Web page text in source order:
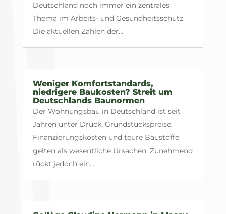
Deutschland noch immer ein zentrales
Thema im Arbeits- und Gesundheitsschutz.
Die aktuellen Zahlen der...
Weniger Komfortstandards,
niedrigere Baukosten? Streit um
Deutschlands Baunormen
Der Wohnungsbau in Deutschland ist seit
Jahren unter Druck. Grundstückspreise,
Finanzierungskosten und teure Baustoffe
gelten als wesentliche Ursachen. Zunehmend
rückt jedoch ein...